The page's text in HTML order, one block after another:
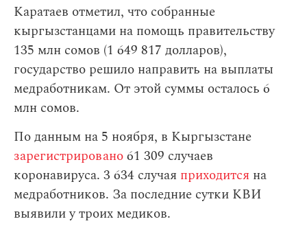
Каратаев отметил, что собранные
кыргызстанцами на помощь правительству
135 млн сомов (1 649 817 долларов),
государство решило направить на выплаты
медработникам. От этой суммы осталось 6
млн сомов.
По данным на 5 ноября, в Кыргызстане
зарегистрировано61 309 случаев
коронавируса. 3 634 случая приходится на
медработников. За последние сутки КВИ
выявили у троих медиков.